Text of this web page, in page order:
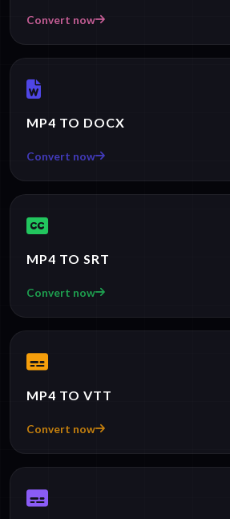
Convert now
MP4 TO DOCX
Convert now
MP4 TO SRT
Convert now
MP4 TO VTT
Convert now